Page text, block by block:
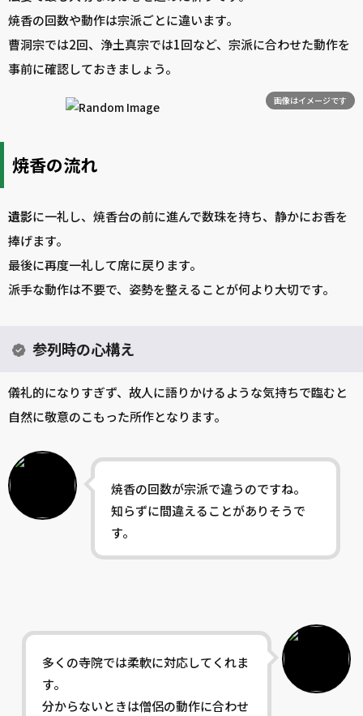
焼香の回数や動作は宗派ごとに違います。
曹洞宗では2回、浄土真宗では1回など、宗派に合わせた動作を
事前に確認しておきましょう。
画像はイメージです
焼香の流れ
遺影に一礼し、焼香台の前に進んで数珠を持ち、静かにお香を
捧げます。
最後に再度一礼して席に戻ります。
派手な動作は不要で、姿勢を整えることが何より大切です。
参列時の心構え
儀礼的になりすぎず、故人に語りかけるような気持ちで臨むと
自然に敬意のこもった所作となります。
焼香の回数が宗派で違うのですね。
知らずに間違えることがありそうで
す。
多くの寺院では柔軟に対応してくれま
す。
分からないときは僧侶の動作に合わせ